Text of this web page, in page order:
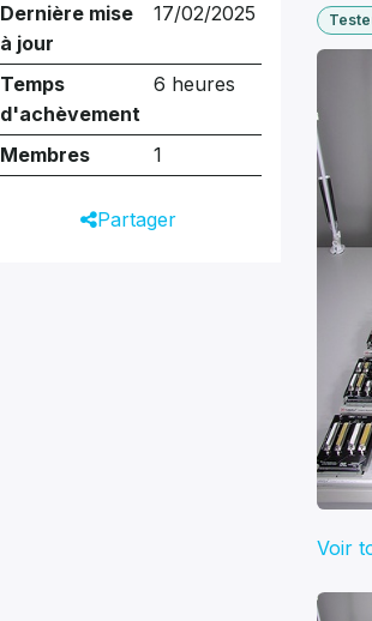
Dernière mise
à jour
17/02/2025
Temps
d'achèvement
6 heures
Membres 1
Partager
Voir